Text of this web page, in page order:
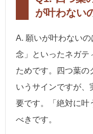
が叶わない
A. 願いが叶わない
念」といったネガテ
ためです。四つ葉の
いうサインですが、
要です。「絶対に叶
べきです。